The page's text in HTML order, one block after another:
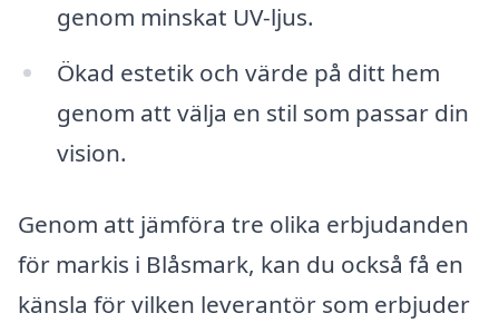
genom minskat UV-ljus.
Ökad estetik och värde på ditt hem
genom att välja en stil som passar din
vision.
Genom att jämföra tre olika erbjudanden
för markis i Blåsmark, kan du också få en
känsla för vilken leverantör som erbjuder